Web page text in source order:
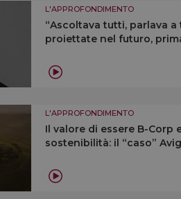
L'APPROFONDIMENTO
“Ascoltava tutti, parlava
proiettate nel futuro,
L'APPROFONDIMENTO
Il valore di essere B-Corp
sostenibilità: il “caso”